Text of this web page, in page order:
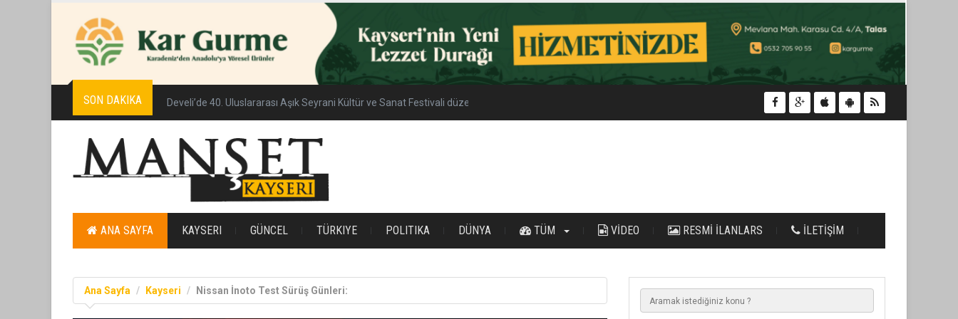
SON DAKIKA Develi’de 40. Uluslararası Aşık Seyrani Kültür ve Sanat Festivali düzenlenecek
ANA SAYFA KAYSERI GÜNCEL TÜRKIYE POLITIKA DÜNYA TÜM VİDEO RESMİ İLANLARS İLETİŞİM
Ana Sayfa Kayseri Nissan İnoto Test Sürüş Günleri: